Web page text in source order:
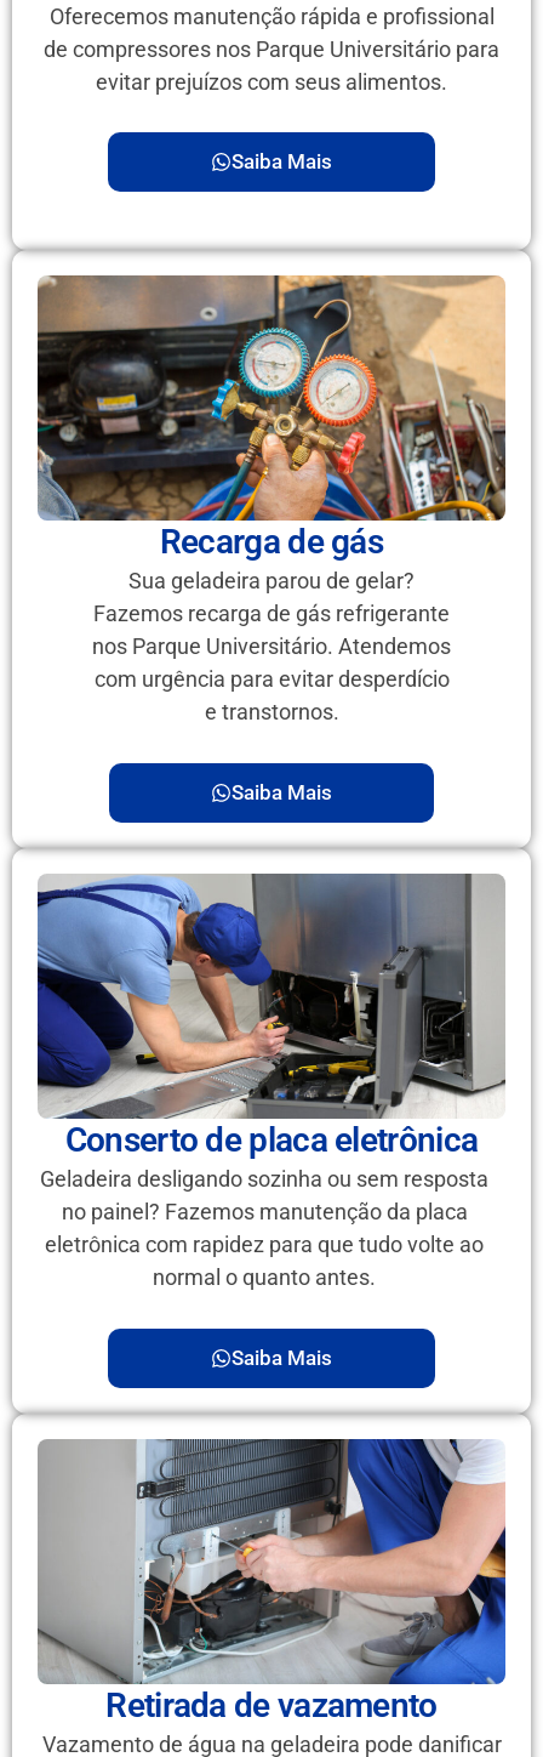
Oferecemos manutenção rápida e profissional
de compressores nos Parque Universitário para
evitar prejuízos com seus alimentos.
Saiba Mais
Recarga de gás
Sua geladeira parou de gelar?
Fazemos recarga de gás refrigerante
nos Parque Universitário. Atendemos
com urgência para evitar desperdício
e transtornos.
Saiba Mais
Conserto de placa eletrônica
Geladeira desligando sozinha ou sem resposta
no painel? Fazemos manutenção da placa
eletrônica com rapidez para que tudo volte ao
normal o quanto antes.
Saiba Mais
Retirada de vazamento
Vazamento de água na geladeira pode danificar